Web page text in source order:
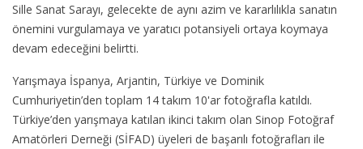
Sille Sanat Sarayı, gelecekte de aynı azim ve kararlılıkla sanatın
önemini vurgulamaya ve yaratıcı potansiyeli ortaya koymaya
devam edeceğini belirtti.
Yarışmaya İspanya, Arjantin, Türkiye ve Dominik
Cumhuriyetin’den toplam 14 takım 10'ar fotoğrafla katıldı.
Türkiye’den yarışmaya katılan ikinci takım olan Sinop Fotoğraf
Amatörleri Derneği (SİFAD) üyeleri de başarılı fotoğrafları ile